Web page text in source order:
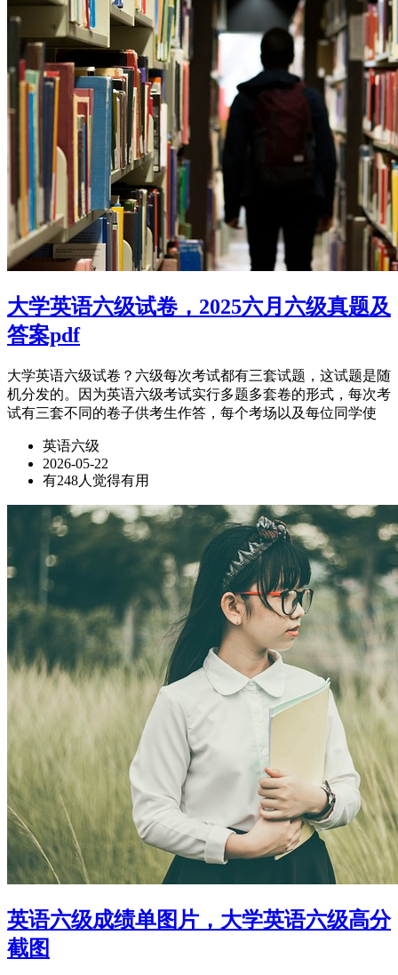
大学英语六级试卷，2025六月六级真题及
答案pdf
大学英语六级试卷？六级每次考试都有三套试题，这试题是随
机分发的。因为英语六级考试实行多题多套卷的形式，每次考
试有三套不同的卷子供考生作答，每个考场以及每位同学使
英语六级
2026-05-22
有248人觉得有用
英语六级成绩单图片，大学英语六级高分
截图